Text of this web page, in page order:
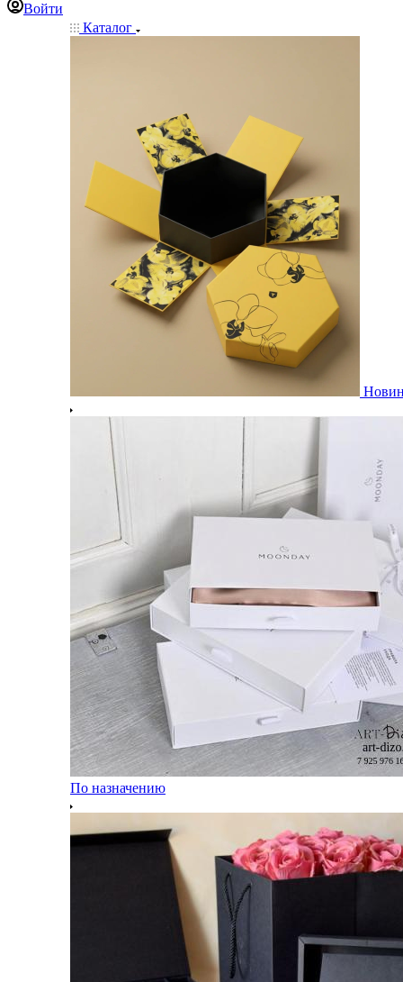
Войти
Каталог
По назначению